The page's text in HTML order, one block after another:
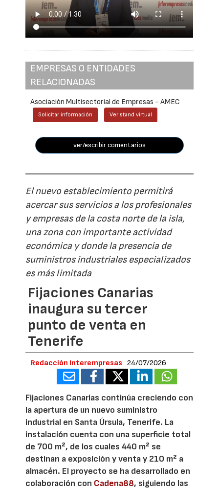
EMPRESAS O ENTIDADES
RELACIONADAS
Asociación Multisectorial de Empresas - AMEC
Solicitar información Ver stand virtual
ver/escribir comentarios
El nuevo establecimiento permitirá
acercar sus servicios a los profesionales
y empresas de la costa norte de la isla,
una zona con importante actividad
económica y donde la presencia de
suministros industriales especializados
es más limitada
Fijaciones Canarias
inaugura su tercer
punto de venta en
Tenerife
Redacción Interempresas 24/07/2026
Fijaciones Canarias continúa creciendo con
la apertura de un nuevo suministro
industrial en Santa Úrsula, Tenerife. La
instalación cuenta con una superficie total
de 700 m², de los cuales 440 m² se
destinan a exposición y venta y 210 m² a
almacén. El proyecto se ha desarrollado en
colaboración con Cadena88, siguiendo las